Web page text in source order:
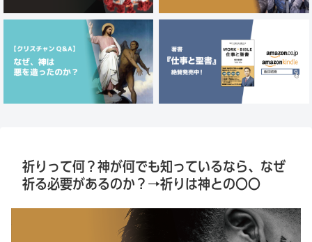
祈りって何？神が何でも知っているなら、なぜ
祈る必要があるのか？→祈りは神との〇〇